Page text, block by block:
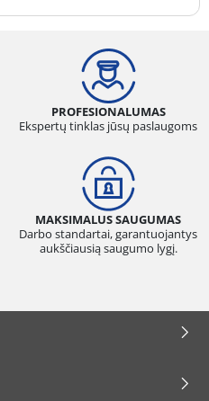
PROFESIONALUMAS
Ekspertų tinklas jūsų paslaugoms
MAKSIMALUS SAUGUMAS
Darbo standartai, garantuojantys
aukščiausią saugumo lygį.